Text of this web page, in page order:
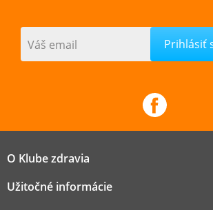
Váš email
O Klube zdravia
Užitočné informácie